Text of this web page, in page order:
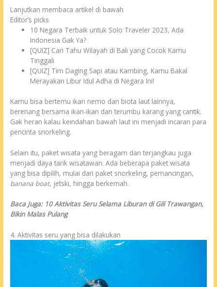
Lanjutkan membaca artikel di bawah
Editor’s picks
10 Negara Terbaik untuk Solo Traveler 2023, Ada
Indonesia Gak Ya?
[QUIZ] Cari Tahu Wilayah di Bali yang Cocok Kamu
Tinggali
[QUIZ] Tim Daging Sapi atau Kambing, Kamu Bakal
Merayakan Libur Idul Adha di Negara Ini!
Kamu bisa bertemu ikan nemo dan biota laut lainnya,
berenang bersama ikan-ikan dan terumbu karang yang cantik.
Gak heran kalau keindahan bawah laut ini menjadi incaran para
pencinta snorkeling.
Selain itu, paket wisata yang beragam dan terjangkau juga
menjadi daya tarik wisatawan. Ada beberapa paket wisata
yang bisa dipilih, mulai dari paket snorkeling, pemancingan,
banana boat, jetski, hingga berkemah.
Baca Juga: 10 Aktivitas Seru Selama Liburan di Gili Trawangan,
Bikin Malas Pulang
4. Aktivitas seru yang bisa dilakukan